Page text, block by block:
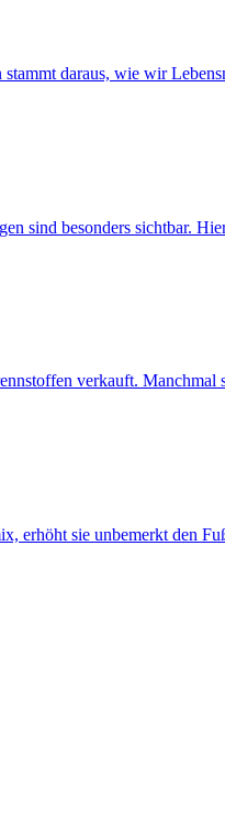
daraus, wie wir
sind besonders sichtbar.
verkauft.
erhöht sie unbemerkt den